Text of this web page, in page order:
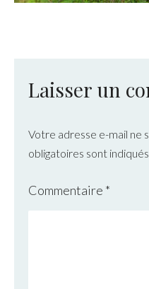
Laisser un
Votre adresse e-mail ne
obligatoires sont
Commentaire *